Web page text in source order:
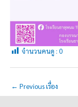
จำนวนคนดู : 0
← Previous เรื่อง